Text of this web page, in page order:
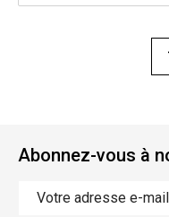
Abonnez-vous à